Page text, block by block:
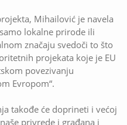
Mihailović je navela
lokalne prirode ili
značaju svedoči to što
projekata koje je EU
povezivanju
Evropom“.
takođe će doprineti i većoj
privrede i građana i